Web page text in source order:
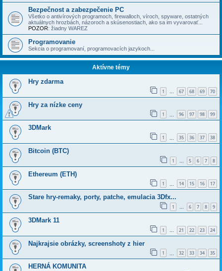
Bezpečnost a zabezpečenie PC
Všetko o antivírových programoch, firewalloch, víroch, spyware, ostatných
aktuálnych hrozbách, názoroch a skúsenostiach, ako sa im vyvarovať...
POZOR: žiadny WAREZ
Programovanie
Sekcia o programovaní, programovacích jazykoch...
Aktívne témy
Hry zdarma
1 … 67 68 69 70
Hry za nízke ceny
1 96 97 98 99
3DMark
1 35 36 37 38
Bitcoin (BTC)
1 … 5 6 7 8
Ethereum (ETH)
1 14 15 16 17
Stare hry-remaky, porty, patche, emulacia 3Dfx...
1 … 6 7 8 9
3DMark 11
1 … 21 22 23 24
Najkrajsie obrázky, screenshoty z hier
1 32 33 34 35
HERNÁ KOMUNITA